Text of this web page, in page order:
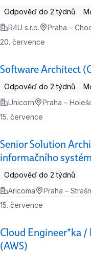
Odpověď do 2 týdnů
R4U s.r.o.
Praha –
Software Architect
20. července
Odpověď do 2 týdnů
Unicorn
Praha –
Senior Solution
informačního
15. července
Odpověď do 2 týdnů
Aricoma
Praha –
Cloud Engineer*ka
(AWS)
15. července